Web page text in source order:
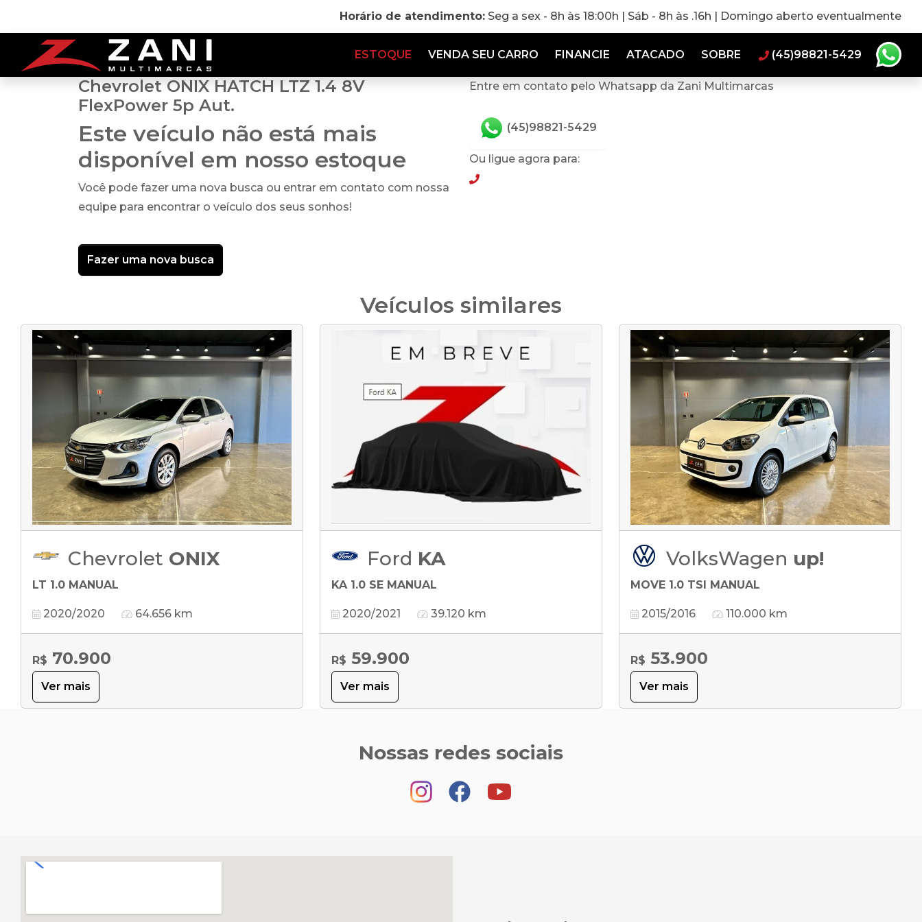
Horário de atendimento: Seg a sex - 8h às 18:00h | Sáb - 8h às .16h | Domingo aberto eventualmente
ESTOQUE VENDA SEU CARRO FINANCIE ATACADO SOBRE (45)98821-5429
Chevrolet ONIX HATCH LTZ 1.4 8V
FlexPower 5p Aut.
Este veículo não está mais
disponível em nosso estoque
Você pode fazer uma nova busca ou entrar em contato com nossa
equipe para encontrar o veículo dos seus sonhos!
Fazer uma nova busca
Entre em contato pelo Whatsapp da Zani Multimarcas
(45)98821-5429
Ou ligue agora para:
Veículos similares
Chevrolet ONIX
LT 1.0 MANUAL
2020/2020 64.656 km
R$ 70.900
Ver mais
Ford KA
KA 1.0 SE MANUAL
2020/2021 39.120 km
R$ 59.900
Ver mais
VolksWagen up!
MOVE 1.0 TSI MANUAL
2015/2016 110.000 km
R$ 53.900
Ver mais
Nossas redes sociais